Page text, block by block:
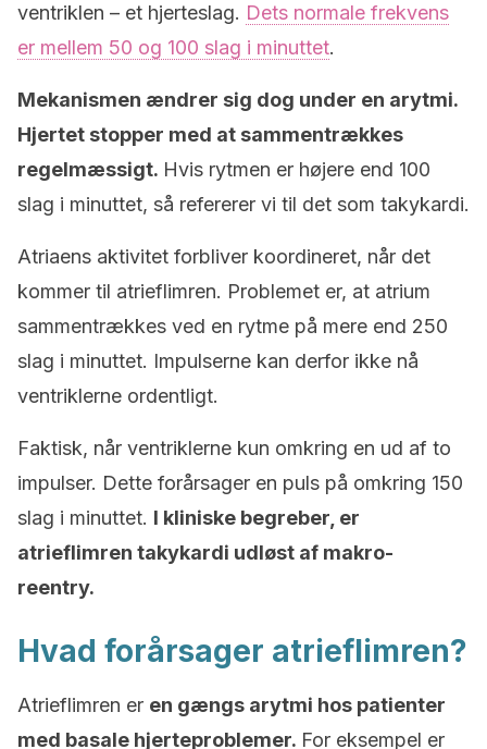
ventriklen – et hjerteslag. Dets normale frekvens
er mellem 50 og 100 slag i minuttet.
Mekanismen ændrer sig dog under en arytmi.
Hjertet stopper med at sammentrækkes
regelmæssigt. Hvis rytmen er højere end 100
slag i minuttet, så refererer vi til det som takykardi.
Atriaens aktivitet forbliver koordineret, når det
kommer til atrieflimren. Problemet er, at atrium
sammentrækkes ved en rytme på mere end 250
slag i minuttet. Impulserne kan derfor ikke nå
ventriklerne ordentligt.
Faktisk, når ventriklerne kun omkring en ud af to
impulser. Dette forårsager en puls på omkring 150
slag i minuttet. I kliniske begreber, er
atrieflimren takykardi udløst af makro-
reentry.
Hvad forårsager atrieflimren?
Atrieflimren er en gængs arytmi hos patienter
med basale hjerteproblemer. For eksempel er